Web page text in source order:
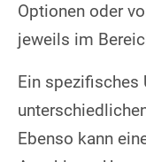
Optionen oder
jeweils im
Ein spezifisches
Ebenso kann